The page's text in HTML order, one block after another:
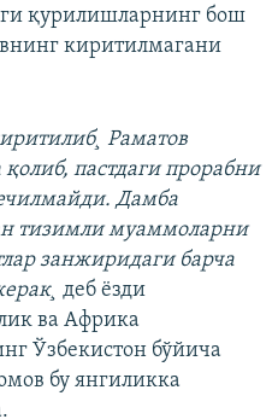
қурилишларнинг бош
киритилмагани
Раматов
пастдаги прорабни
Дамба
тизимли муаммоларни
занжиридаги барча
деб ëзди
ва Африка
Ўзбекистон бўйича
бу янгиликка